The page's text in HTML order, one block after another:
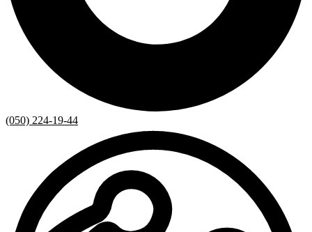
(050) 224-19-44